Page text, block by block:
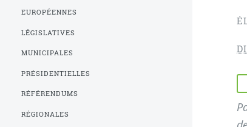
EUROPÉENNES
LÉGISLATIVES
MUNICIPALES
PRÉSIDENTIELLES
RÉFÉRENDUMS
RÉGIONALES